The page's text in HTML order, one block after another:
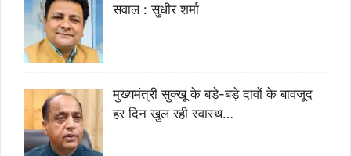
सवाल : सुधीर शर्मा
मुख्यमंत्री सुक्खू के बड़े-बड़े दावों के बावजूद
हर दिन खुल रही स्वास्थ…